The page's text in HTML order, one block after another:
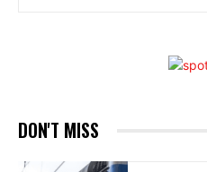
DON'T MISS